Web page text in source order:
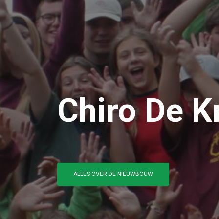
Chiro De
ALLES OVER DE NIEUWBOUW